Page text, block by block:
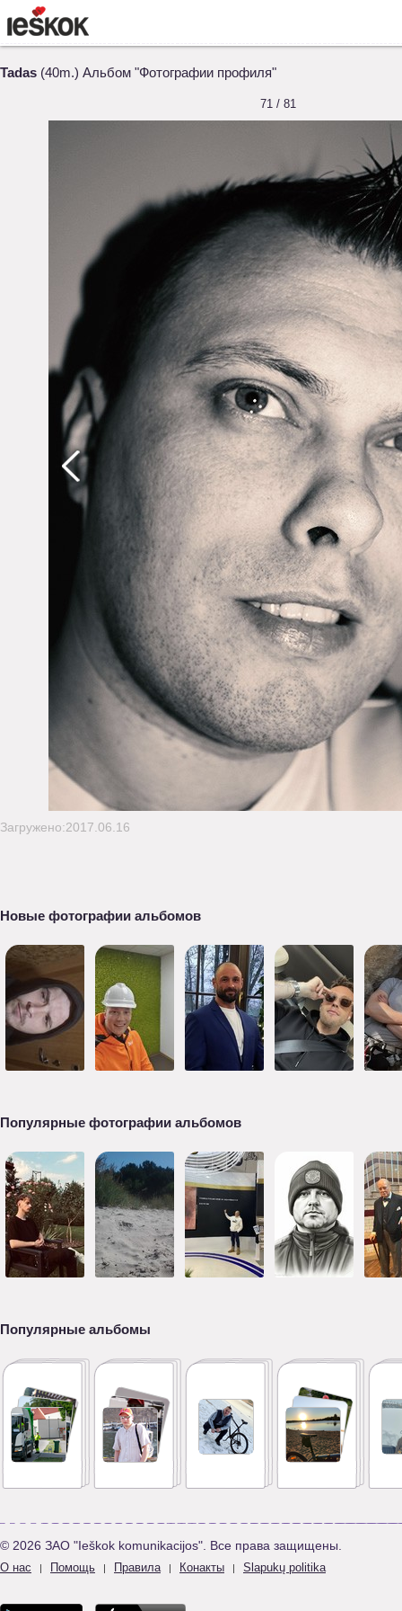
Tadas (40m.) Альбом "Фотографии профиля"
71 / 81
Загружено:2017.06.16
Новые фотографии альбомов
Популярные фотографии альбомов
Популярные альбомы
© 2026 ЗАО "Ieškok komunikacijos". Все права защищены.
О нас | Помощь | Правила | Конакты | Slapukų politika